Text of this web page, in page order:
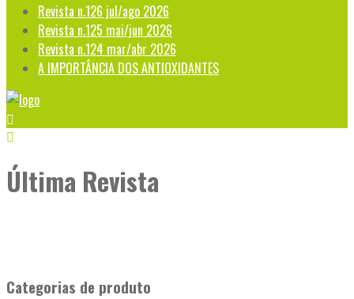
Revista n.126 jul/ago 2026
Revista n.125 mai/jun 2026
Revista n.124 mar/abr 2026
A IMPORTÂNCIA DOS ANTIOXIDANTES
Última Revista
Categorias de produto